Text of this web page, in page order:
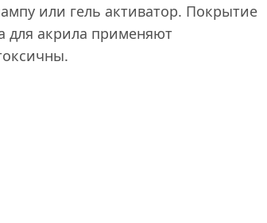
или гель активатор. Покрытие
для акрила применяют